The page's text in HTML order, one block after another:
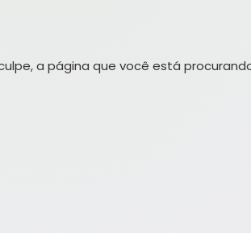
a página que você está